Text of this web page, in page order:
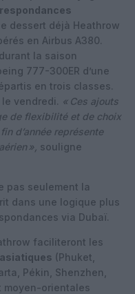
dessert déjà Heathrow
en Airbus A380.
la saison
777-300ER d’une
en trois classes.
vendredi. « Ces ajouts
de flexibilité et de choix
d’année représente
», souligne
pas seulement la
dans une logique plus
via Dubaï.
faciliteront les
asiatiques (Phuket,
Pékin, Shenzhen,
moyen-orientales